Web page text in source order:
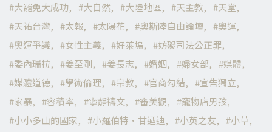
大罷免大成功
大自然 大陸地區 天主教
天堂
天祐台灣
太報 太陽花 奧斯陸自由論壇
奧運
奧運爭議
女性主義 好萊塢
妨礙司法公正罪
委內瑞拉
姜至剛 姜長志 婚姻 婦女部
媒體
媒體道德
學術倫理 宗教 官商勾結
宣告獨立
家暴
容積率 寧靜禱文 審美觀
寵物店男孩
小小多山的國家
小羅伯特·甘迺迪 小英之友
小草